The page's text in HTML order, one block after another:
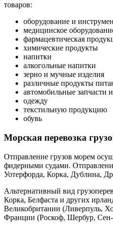
товаров:
оборудование и
медицинское
фармацевтическая
химические продукты
напитки
алкогольные напитки
зерно и мучные изделия
различные продукты
автомобильные запчасти
одежду
текстильную продукцию
обувь
Морская перевозка
Отправление грузов морем
фидерными судами.
Уотерфорда, Корка, Дублина,
Альтернативный вид
Корка, Белфаста и других
Великобритании (Ливерпуль,
Франции (Роскоф, Шербур, Сен-